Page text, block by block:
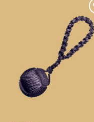
AJOUTER
A VOTRE
LISTE DE